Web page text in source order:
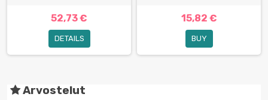
52,73 €
DETAILS
15,82 €
BUY
Arvostelut